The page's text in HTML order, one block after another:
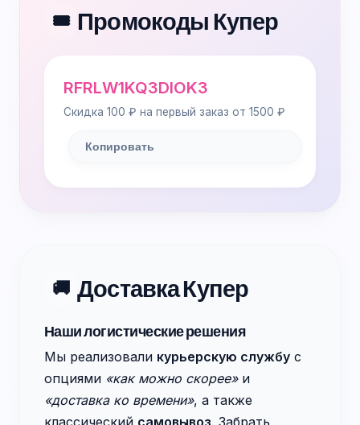
🎟️ Промокоды Купер
RFRLW1KQ3DIOK3
Скидка 100 ₽ на первый заказ от 1500 ₽
Копировать
🚚 Доставка Купер
Наши логистические решения
Мы реализовали курьерскую службу с
опциями «как можно скорее»и
«доставка ко времени», а также
классический самовывоз. Забрать